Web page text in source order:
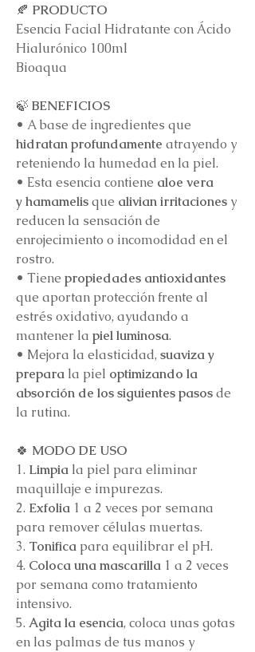
🍂 PRODUCTO
Esencia Facial Hidratante con Ácido
Hialurónico 100ml
Bioaqua
🍃 BENEFICIOS
• A base de ingredientes que
hidratan profundamente atrayendo y
reteniendo la humedad en la piel.
• Esta esencia contiene aloe vera
y hamamelisque alivian irritacionesy
reducen la sensación de
enrojecimiento o incomodidad en el
rostro.
• Tiene propiedades antioxidantes
que aportan protección frente al
estrés oxidativo, ayudando a
mantener la piel luminosa.
• Mejora la elasticidad, suaviza y
prepara la piel optimizando la
absorción de los siguientes pasosde
la rutina.
🍀 MODO DE USO
1. Limpia la piel para eliminar
maquillaje e impurezas.
2. Exfolia 1 a 2 veces por semana
para remover células muertas.
3. Tonifica para equilibrar el pH.
4. Coloca una mascarilla 1 a 2 veces
por semana como tratamiento
intensivo.
5. Agita la esencia, coloca unas gotas
en las palmas de tus manos y